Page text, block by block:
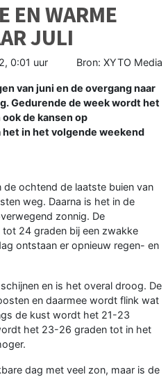
EN WARME
JULI
0:01 uur Bron: XYTO Media
van juni en de overgang naar
Gedurende de week wordt het
de kansen op
in het volgende weekend
de ochtend de laatste buien van
weg. Daarna is het in de
zonnig. De
24 graden bij een zwakke
ontstaan er opnieuw regen- en
en is het overal droog. De
en daarmee wordt flink wat
de kust wordt het 21-23
het 23-26 graden tot in het
dag met veel zon, maar is de